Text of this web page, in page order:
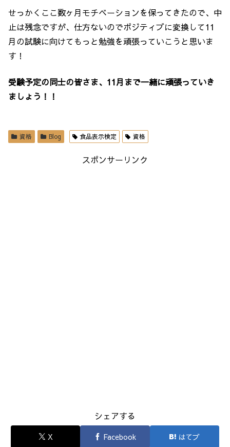
せっかくここ数ヶ月モチベーションを保ってきたので、中
止は残念ですが、仕方ないのでポジティブに変換して11
月の試験に向けてもっと勉強を頑張っていこうと思いま
す！
受験予定の同士の皆さま、11月まで一緒に頑張っていき
ましょう！！
資格 Blog 食品表示検定 資格
スポンサーリンク
シェアする
X Facebook はてブ